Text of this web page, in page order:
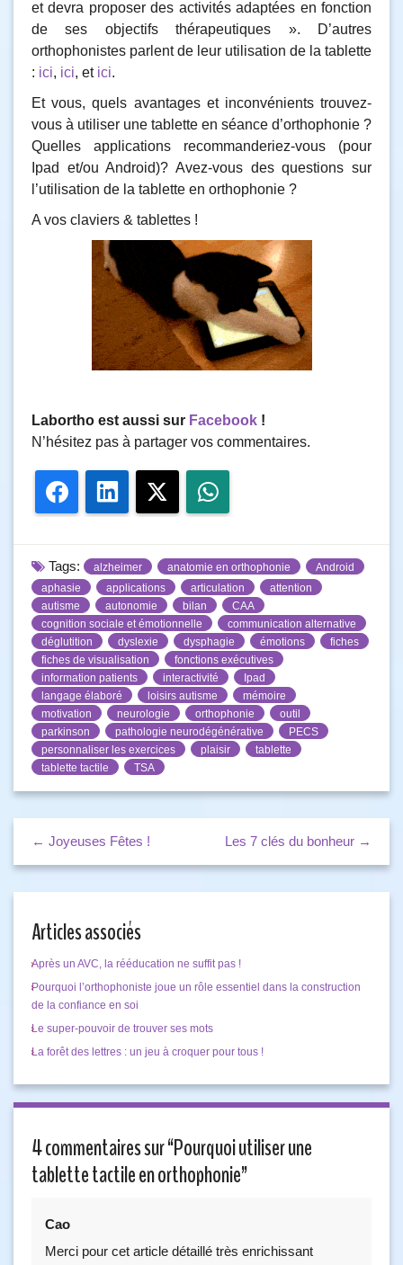
et devra proposer des activités adaptées en fonction
de ses objectifs thérapeutiques ». D’autres
orthophonistes parlent de leur utilisation de la tablette
: ici, ici, et ici.
Et vous, quels avantages et inconvénients trouvez-
vous à utiliser une tablette en séance d’orthophonie ?
Quelles applications recommanderiez-vous (pour
Ipad et/ou Android)? Avez-vous des questions sur
l’utilisation de la tablette en orthophonie ?
A vos claviers & tablettes !
Labortho est aussi sur Facebook !
N’hésitez pas à partager vos commentaires.
FacebookLinkedInTwitter
Tags: alzheimer anatomie en orthophonie
Android
aphasie
applications articulation
attention
autisme
autonomie bilan
CAA
cognition sociale et émotionnelle
communication alternative
déglutition
dyslexie dysphagie émotions
fiches
fiches de visualisation
fonctions exécutives
information patients
interactivité
Ipad
langage élaboré
loisirs autisme
mémoire
motivation
neurologie orthophonie
outil
parkinson
pathologie neurodégénérative
PECS
personnaliser les exercices
plaisir
tablette
tablette tactile
TSA
← Joyeuses Fêtes ! Les 7 clés du bonheur →
Articles associés
Après un AVC, la rééducation ne suffit pas !
Pourquoi l’orthophoniste joue un rôle essentiel dans la construction
de la confiance en soi
Le super-pouvoir de trouver ses mots
La forêt des lettres : un jeu à croquer pour tous !
4 commentaires sur “Pourquoi utiliser une
tablette tactile en orthophonie”
Cao
Merci pour cet article détaillé très enrichissant